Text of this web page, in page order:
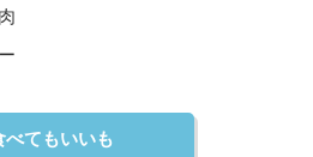
べてもいいも